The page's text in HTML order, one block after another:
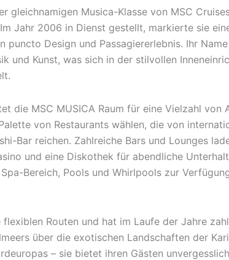
gleichnamigen Musica-Klasse von MSC
Jahr 2006 in Dienst gestellt, markierte sie
puncto Design und Passagiererlebnis. Ihr
und Kunst, was sich in der stilvollen
die MSC MUSICA Raum für eine Vielzahl von
von Restaurants wählen, die von
Bar reichen. Zahlreiche Bars und Lounges
und eine Diskothek für abendliche
Bereich, Pools und Whirlpools zur
Routen und hat im Laufe der Jahre
über die exotischen Landschaften der
– sie bietet ihren Gästen